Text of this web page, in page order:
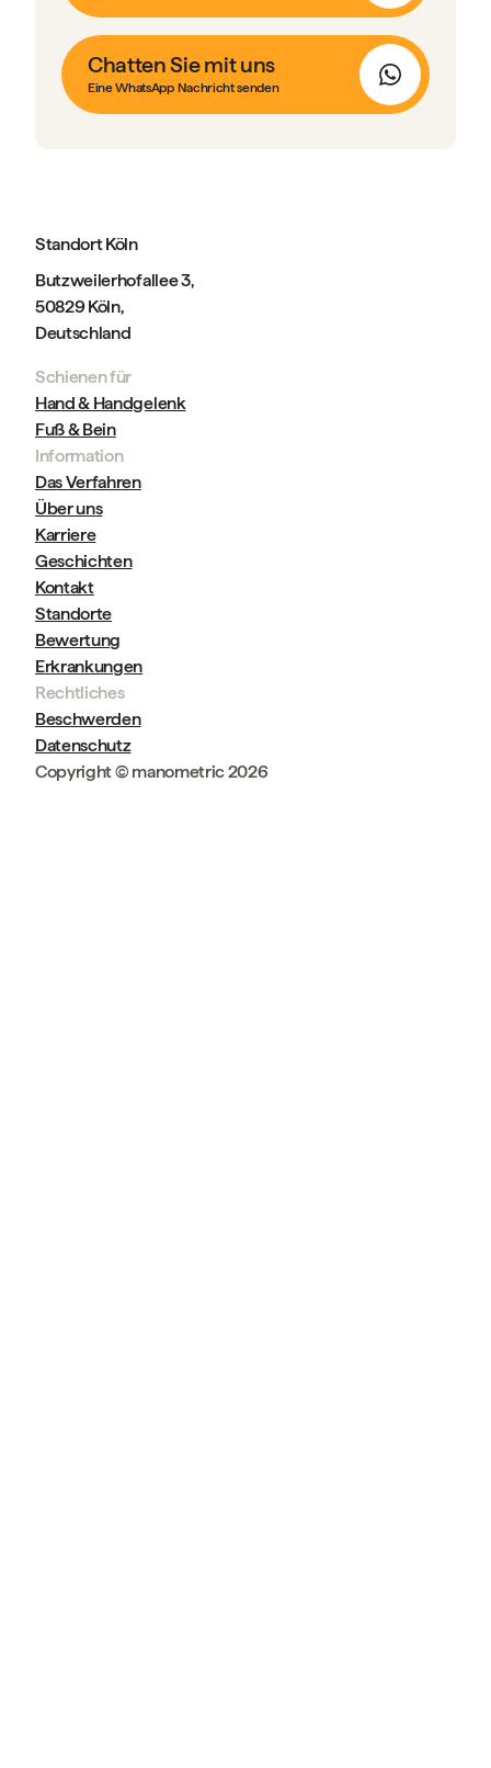
Chatten Sie mit uns
Eine WhatsApp Nachricht senden
Standort Köln
Butzweilerhofallee 3,
50829 Köln,
Deutschland
Schienen für
Hand & Handgelenk
Fuß & Bein
Information
Das Verfahren
Über uns
Karriere
Geschichten
Kontakt
Standorte
Bewertung
Erkrankungen
Rechtliches
Beschwerden
Datenschutz
Copyright © manometric 2026